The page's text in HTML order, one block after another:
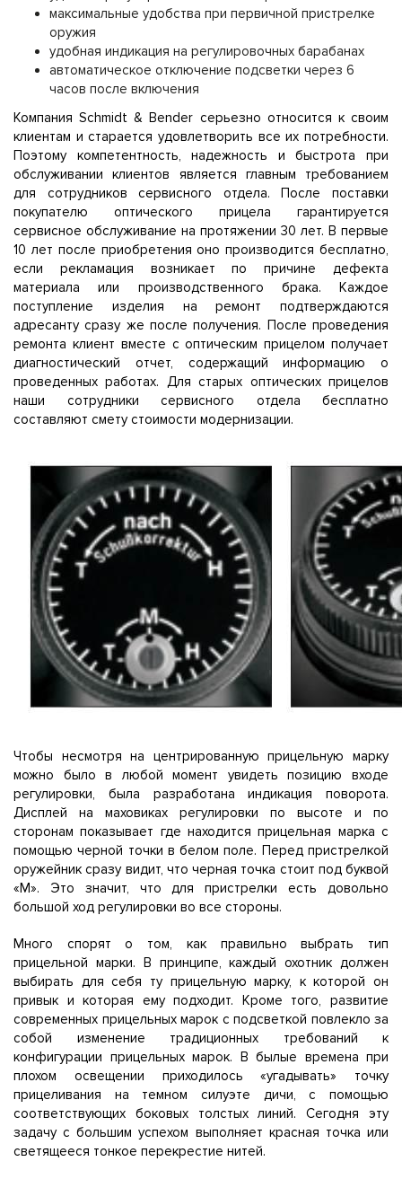
максимальные удобства при первичной пристрелке
оружия
удобная индикация на регулировочных барабанах
автоматическое отключение подсветки через 6
часов после включения
Компания Schmidt & Bender серьезно относится к своим
клиентам и старается удовлетворить все их потребности.
Поэтому компетентность, надежность и быстрота при
обслуживании клиентов является главным требованием
для сотрудников сервисного отдела. После поставки
покупателю оптического прицела гарантируется
сервисное обслуживание на протяжении 30 лет. В первые
10 лет после приобретения оно производится бесплатно,
если рекламация возникает по причине дефекта
материала или производственного брака. Каждое
поступление изделия на ремонт подтверждаются
адресанту сразу же после получения. После проведения
ремонта клиент вместе с оптическим прицелом получает
диагностический отчет, содержащий информацию о
проведенных работах. Для старых оптических прицелов
наши сотрудники сервисного отдела бесплатно
составляют смету стоимости модернизации.
Чтобы несмотря на центрированную прицельную марку
можно было в любой момент увидеть позицию входе
регулировки, была разработана индикация поворота.
Дисплей на маховиках регулировки по высоте и по
сторонам показывает где находится прицельная марка с
помощью черной точки в белом поле. Перед пристрелкой
оружейник сразу видит, что черная точка стоит под буквой
«М». Это значит, что для пристрелки есть довольно
большой ход регулировки во все стороны.
Много спорят о том, как правильно выбрать тип
прицельной марки. В принципе, каждый охотник должен
выбирать для себя ту прицельную марку, к которой он
привык и которая ему подходит. Кроме того, развитие
современных прицельных марок с подсветкой повлекло за
собой изменение традиционных требований к
конфигурации прицельных марок. В былые времена при
плохом освещении приходилось «угадывать» точку
прицеливания на темном силуэте дичи, с помощью
соответствующих боковых толстых линий. Сегодня эту
задачу с большим успехом выполняет красная точка или
светящееся тонкое перекрестие нитей.